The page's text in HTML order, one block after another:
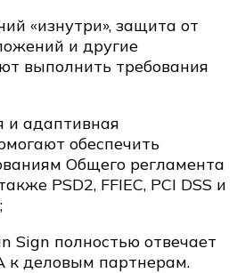
«изнутри», защита от
и другие
выполнить требования
адаптивная
обеспечить
Общего регламента
PSD2, FFIEC, PCI DSS и
Sign полностью отвечает
к деловым партнерам.